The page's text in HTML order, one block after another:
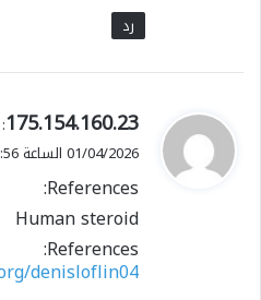
رد
ي
ق
ل
175.154.160.23
:
01/04/2026 الساعة 21:56
References:
Human steroid
References:
denisloflin04